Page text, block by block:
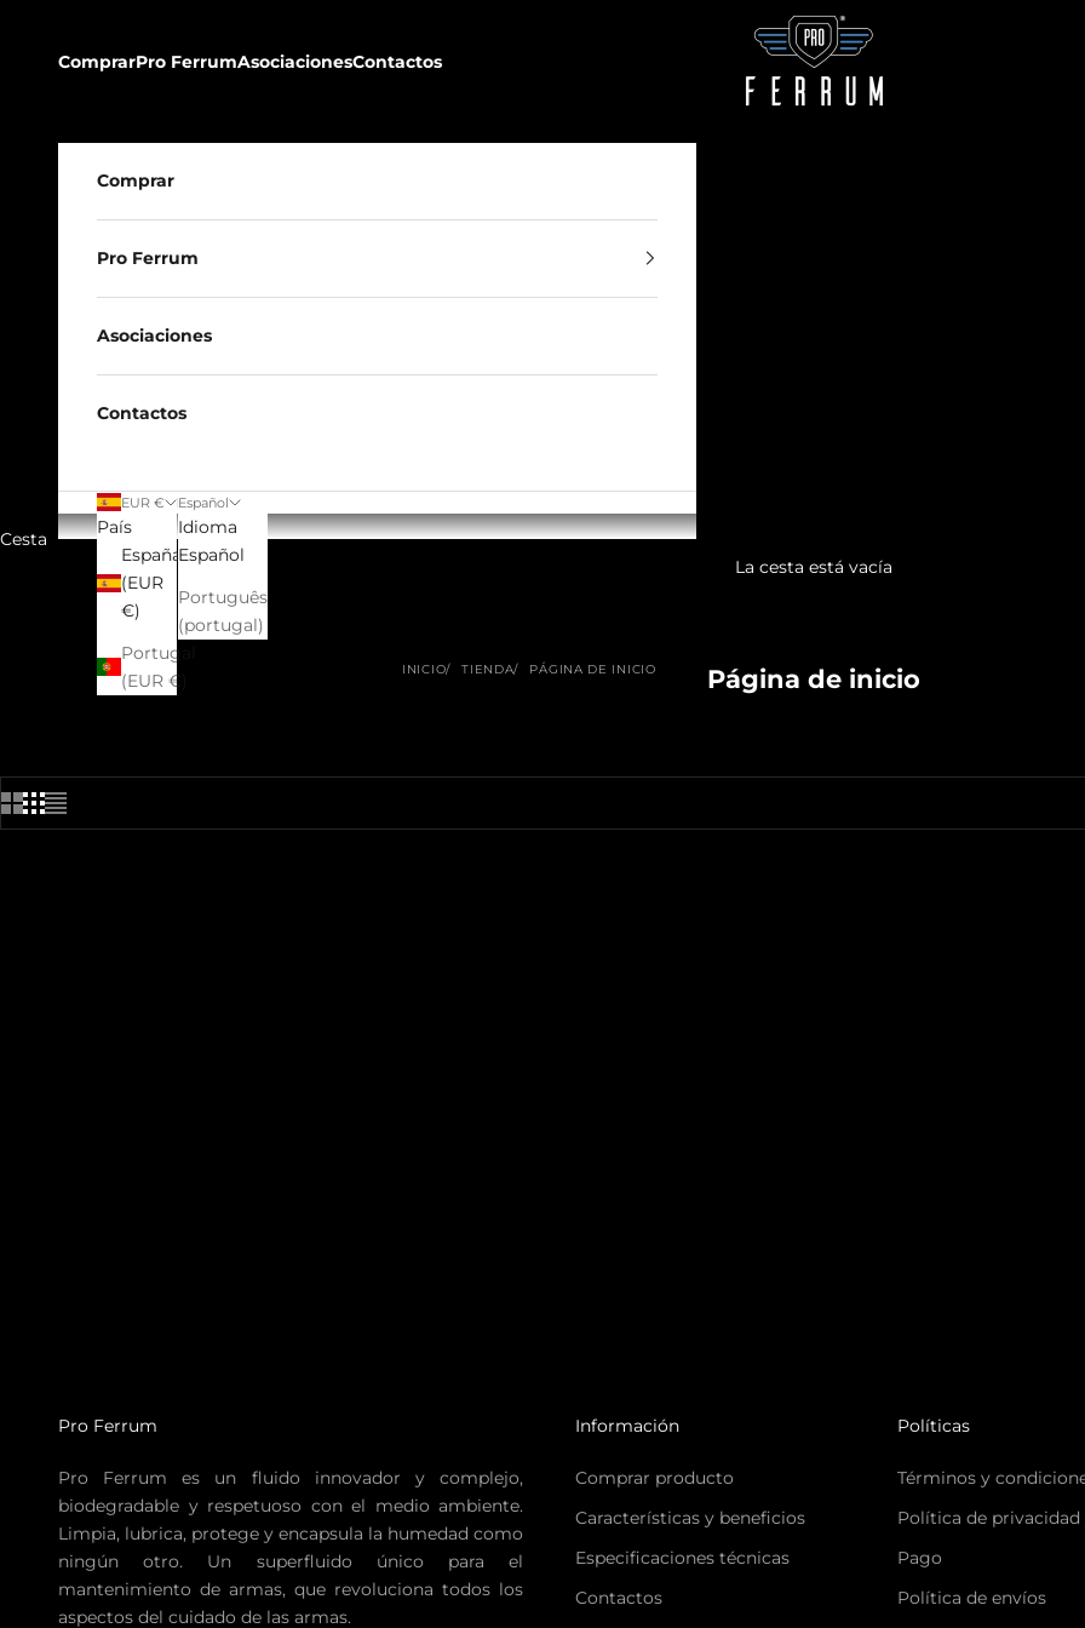
Pro Ferrum Iberia
ComprarPro FerrumAsociacionesContactos
Comprar
Pro Ferrum
Asociaciones
Contactos
EUR €
País
España
(EUR
€)
Portugal
(EUR €)
Español
Idioma
Español
Português
(portugal)
Cesta
La cesta está vacía
INICIO TIENDA PÁGINA DE INICIO Página de inicio
Pro Ferrum
Pro Ferrum es un fluido innovador y complejo,
biodegradable y respetuoso con el medio ambiente.
Limpia, lubrica, protege y encapsula la humedad como
ningún otro. Un superfluido único para el
mantenimiento de armas, que revoluciona todos los
aspectos del cuidado de las armas.
Información
Comprar producto
Características y beneficios
Especificaciones técnicas
Contactos
Políticas
Términos y
Política de privacidad
Pago
Política de envíos